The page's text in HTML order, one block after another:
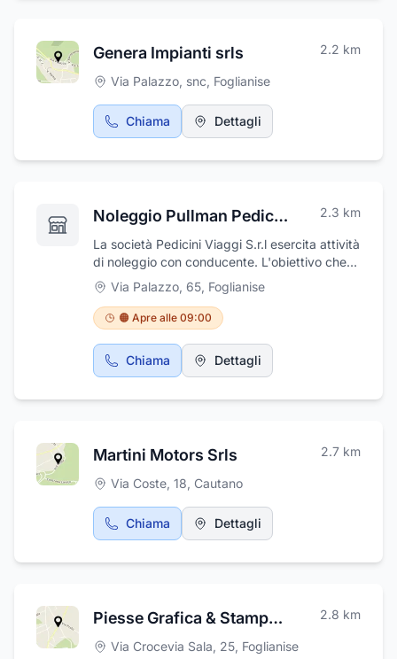
Genera Impianti srls 2.2 km
Via Palazzo, snc, Foglianise
Chiama Dettagli
Noleggio Pullman Pedicini Viaggi 2.3 km
La società Pedicini Viaggi S.r.l esercita attività
di noleggio con conducente. L'obiettivo che
da sempre la Pedicini Viaggi si è posto come
fulcro della sua attività, è quello di una
azienda capace di sapersi adattare alle
richieste ed alle esigenze più disparate dei
propri clienti, fornendo loro soluzioni "su
misura". Organizziamo pacchetti turistici in
Viaggi di gruppo, e Turismo Religioso
professionisti altamente qualificati
rappresentano, insieme alla nostra dedizione
ed entusiasmo , garanzia di affidabilità e
competenza
Via Palazzo, 65, Foglianise
🟠 Apre alle 09:00
Chiama Dettagli
Martini Motors Srls 2.7 km
Via Coste, 18, Cautano
Chiama Dettagli
Piesse Grafica & Stampa S.n.c. di Possemato Pasqualino 2.8 km
Via Crocevia Sala, 25, Foglianise